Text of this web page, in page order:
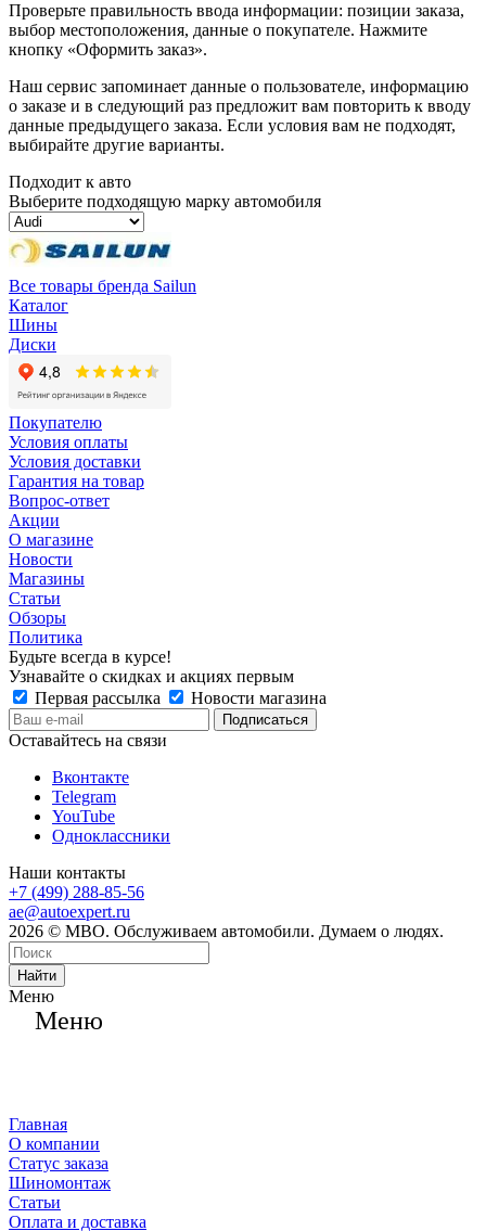
Проверьте правильность ввода информации: позиции заказа,
выбор местоположения, данные о покупателе. Нажмите
кнопку «Оформить заказ».
Наш сервис запоминает данные о пользователе, информацию
о заказе и в следующий раз предложит вам повторить к вводу
данные предыдущего заказа. Если условия вам не подходят,
выбирайте другие варианты.
Подходит к авто
Выберите подходящую марку автомобиля
Все товары бренда Sailun
Каталог
Шины
Диски
Покупателю
Условия оплаты
Условия доставки
Гарантия на товар
Вопрос-ответ
Акции
О магазине
Новости
Магазины
Статьи
Обзоры
Политика
Будьте всегда в курсе!
Узнавайте о скидках и акциях первым
Первая рассылка
Новости магазина
Оставайтесь на связи
Вконтакте
Telegram
YouTube
Одноклассники
Наши контакты
+7 (499) 288-85-56
ae@autoexpert.ru
2026 © МВО. Обслуживаем автомобили. Думаем о людях.
Найти
Меню
Меню
Главная
О компании
Статус заказа
Шиномонтаж
Статьи
Оплата и доставка